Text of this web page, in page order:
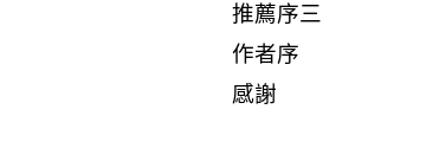
推薦序三
作者序
感謝